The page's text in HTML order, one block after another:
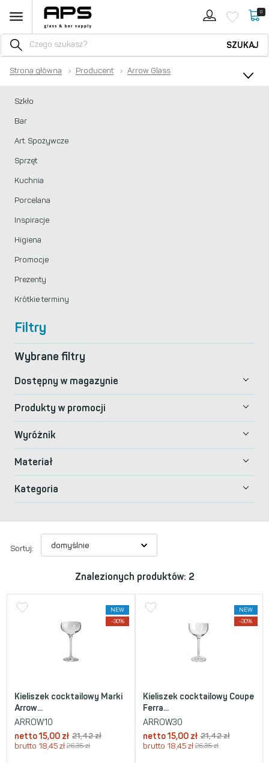
0
SZUKAJ
Strona główna › Producent › Arrow Glass
Szkło
Bar
Art. Spożywcze
Sprzęt
Kuchnia
Porcelana
Inspiracje
Higiena
Promocje
Prezenty
Krótkie terminy
Filtry
Wybrane filtry
Dostępny w magazynie
Produkty w promocji
Wyróżnik
Materiał
Kategoria
Sortuj:
Znalezionych produktów: 2
NEW
-30%
Kieliszek cocktailowy Marki
Arrow...
ARROW10
netto15,00 zł 21,42zł
brutto 18,45 zł 26,35zł
NEW
-30%
Kieliszek cocktailowy Coupe
Ferra...
ARROW30
netto 15,00 zł 21,42zł
brutto 18,45 zł 26,35zł